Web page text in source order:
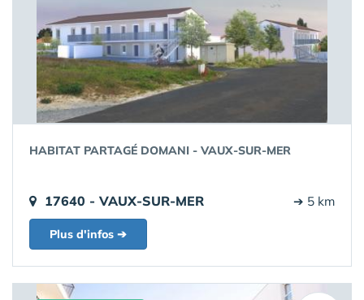
HABITAT PARTAGÉ DOMANI - VAUX-SUR-MER
17640 - VAUX-SUR-MER ➔ 5 km
Plus d'infos ➔